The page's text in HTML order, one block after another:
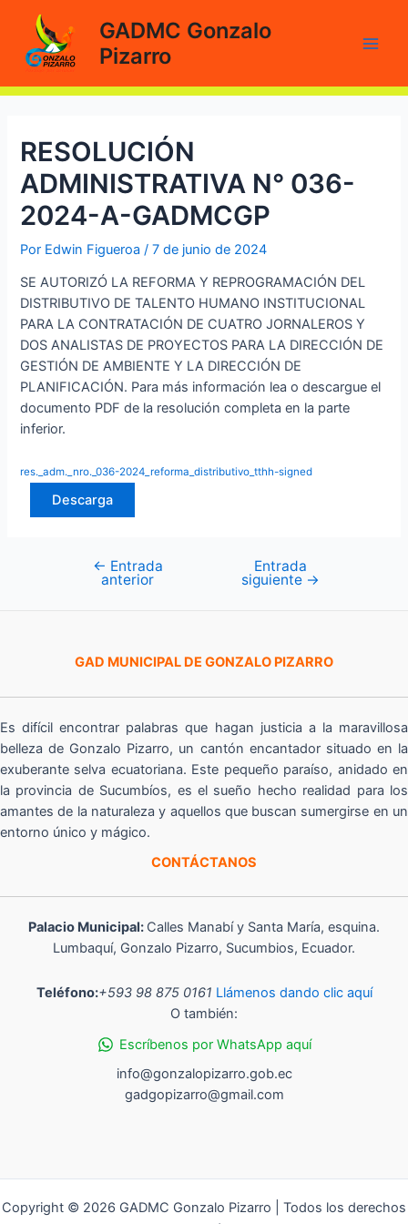
contenido
GADMC Gonzalo
Pizarro
RESOLUCIÓN
ADMINISTRATIVA N° 036-
2024-A-GADMCGP
Por Edwin Figueroa/7 de junio de 2024
SE AUTORIZÓ LA REFORMA Y REPROGRAMACIÓN DEL
DISTRIBUTIVO DE TALENTO HUMANO INSTITUCIONAL
PARA LA CONTRATACIÓN DE CUATRO JORNALEROS Y
DOS ANALISTAS DE PROYECTOS PARA LA DIRECCIÓN DE
GESTIÓN DE AMBIENTE Y LA DIRECCIÓN DE
PLANIFICACIÓN. Para más información lea o descargue el
documento PDF de la resolución completa en la parte
inferior.
res._adm._nro._036-2024_reforma_distributivo_tthh-signed
Descarga
Navegación
← Entrada
anterior
Entrada
siguiente →
GAD MUNICIPAL DE GONZALO PIZARRO
Es difícil encontrar palabras que hagan justicia a la maravillosa
belleza de Gonzalo Pizarro, un cantón encantador situado en la
exuberante selva ecuatoriana. Este pequeño paraíso, anidado en
la provincia de Sucumbíos, es el sueño hecho realidad para los
amantes de la naturaleza y aquellos que buscan sumergirse en un
entorno único y mágico.
CONTÁCTANOS
Palacio Municipal: Calles Manabí y Santa María, esquina.
Lumbaquí, Gonzalo Pizarro, Sucumbios, Ecuador.
Teléfono:+593 98 875 0161 Llámenos dando clic aquí
O también:
Escríbenos por WhatsApp aquí
info@gonzalopizarro.gob.ec
gadgopizarro@gmail.com
Copyright © 2026 GADMC Gonzalo Pizarro | Todos los derechos